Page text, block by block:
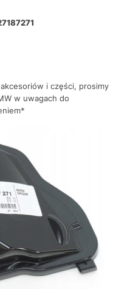
i części, prosimy
w uwagach do